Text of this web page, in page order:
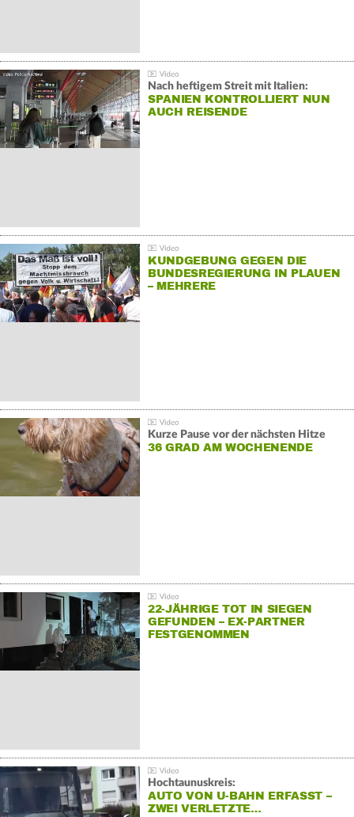
Nach heftigem Streit mit Italien:
SPANIEN KONTROLLIERT NUN
AUCH REISENDE
KUNDGEBUNG GEGEN DIE
BUNDESREGIERUNG IN PLAUEN
– MEHRERE
Kurze Pause vor der nächsten Hitze
36 GRAD AM WOCHENENDE
22-JÄHRIGE TOT IN SIEGEN
GEFUNDEN – EX-PARTNER
FESTGENOMMEN
Hochtaunuskreis:
AUTO VON U-BAHN ERFASST –
ZWEI VERLETZTE…